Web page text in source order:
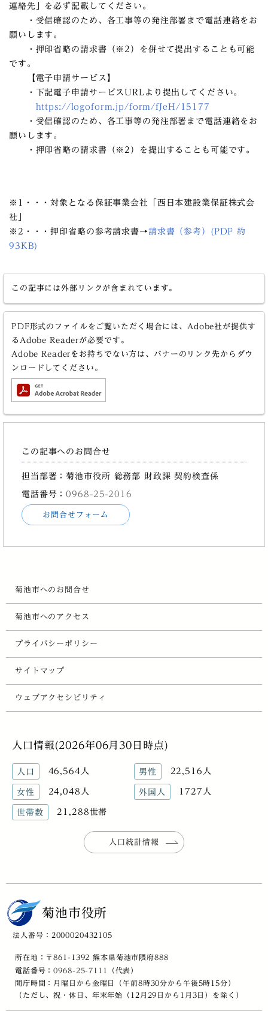
連絡先」を必ず記載してください。
・受信確認のため、各工事等の発注部署まで電話連絡をお
願いします。
・押印省略の請求書（※2）を併せて提出することも可能
です。
【電子申請サービス】
・下記電子申請サービスURLより提出してください。
https://logoform.jp/form/fJeH/15177
・受信確認のため、各工事等の発注部署まで電話連絡をお
願いします。
・押印省略の請求書（※2）を提出することも可能です。
※1・・・対象となる保証事業会社「西日本建設業保証株式会
社」
※2・・・押印省略の参考請求書→請求書（参考）(PDF 約
93KB)
この記事には外部リンクが含まれています。
PDF形式のファイルをご覧いただく場合には、Adobe社が提供す
るAdobe Readerが必要です。
Adobe Readerをお持ちでない方は、バナーのリンク先からダウ
ンロードしてください。
この記事へのお問合せ
担当部署：菊池市役所 総務部 財政課 契約検査係
電話番号：0968-25-2016
お問合せフォーム
菊池市へのお問合せ
菊池市へのアクセス
プライバシーポリシー
サイトマップ
ウェブアクセシビリティ
人口情報(2026年06月30日時点)
人口 46,564人 男性 22,516人
女性 24,048人 外国人 1727人
世帯数 21,288世帯
人口統計情報
菊池市役所
法人番号：2000020432105
所在地：〒861-1392 熊本県菊池市隈府888
電話番号：0968-25-7111
（代表）
開庁時間：月曜日から金曜日（午前8時30分から午後5時15分）
（ただし、祝・休日、年末年始（12月29日から1月3日）を除く）